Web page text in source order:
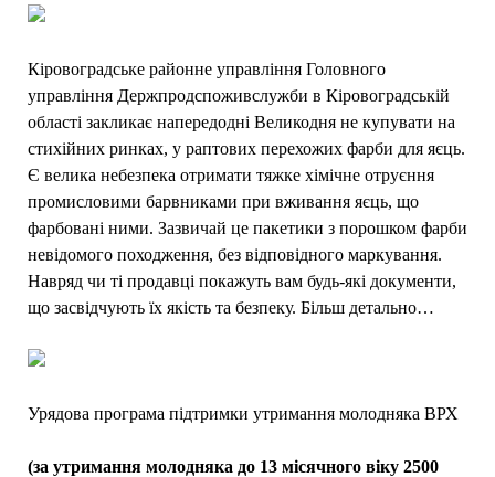
Кіровоградське районне управління Головного
управління Держпродспоживслужби в Кіровоградській
області закликає напередодні Великодня не купувати на
стихійних ринках, у раптових перехожих фарби для яєць.
Є велика небезпека отримати тяжке хімічне отруєння
промисловими барвниками при вживання яєць, що
фарбовані ними. Зазвичай це пакетики з порошком фарби
невідомого походження, без відповідного маркування.
Навряд чи ті продавці покажуть вам будь-які документи,
що засвідчують їх якість та безпеку. Більш детально…
Урядова програма підтримки утримання молодняка ВРХ
(за утримання молодняка до 13 місячного віку 2500